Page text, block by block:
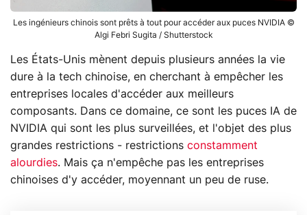
Les ingénieurs chinois sont prêts à tout pour accéder aux puces NVIDIA ©
Algi Febri Sugita / Shutterstock
Les États-Unis mènent depuis plusieurs années la vie
dure à la tech chinoise, en cherchant à empêcher les
entreprises locales d'accéder aux meilleurs
composants. Dans ce domaine, ce sont les puces IA de
NVIDIA qui sont les plus surveillées, et l'objet des plus
grandes restrictions - restrictions constamment
alourdies. Mais ça n'empêche pas les entreprises
chinoises d'y accéder, moyennant un peu de ruse.